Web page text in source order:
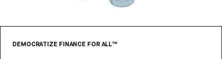
DEMOCRATIZE FINANCE FOR ALL™